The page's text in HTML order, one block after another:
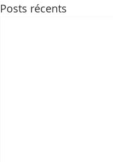
Posts récents